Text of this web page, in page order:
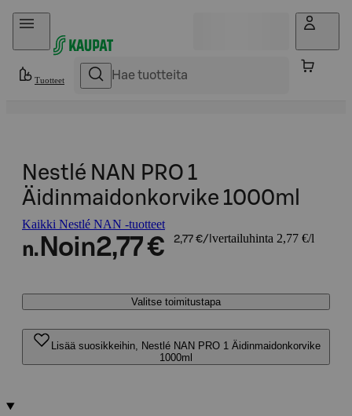
Hyppää sisältöön
Tuotteet
Nestlé NAN PRO 1
Äidinmaidonkorvike 1000ml
Kaikki Nestlé NAN -tuotteet
n. Noin2,77 € 2,77 €/l vertailuhinta 2,77 €/l
Valitse toimitustapa
Lisää suosikkeihin, Nestlé NAN PRO 1 Äidinmaidonkorvike
1000ml